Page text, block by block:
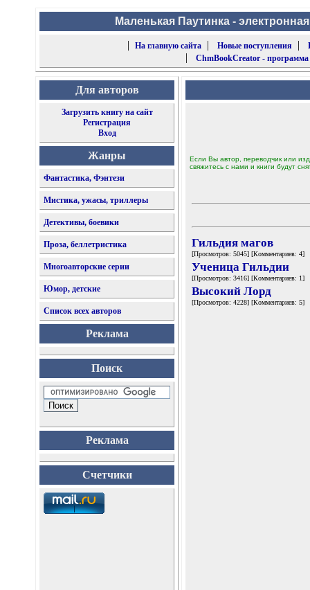
Маленькая Паутинка -
|
На главную сайта| Новые поступления |
| ChmBookCreator -
Для авторов
Загрузить книгу на сайт
Регистрация
Вход
Жанры
Фантастика, Фэнтези
Мистика, ужасы, триллеры
Детективы, боевики
Проза, беллетристика
Многоавторские серии
Юмор, детские
Список всех авторов
Реклама
Поиск
Реклама
Счетчики
Если Вы автор, переводчик или
свяжитесь с нами и книги будут
Гильдия магов
[Просмотров: 5045] [Комментариев: 4]
Ученица Гильдии
[Просмотров: 3416] [Комментариев: 1]
Высокий Лорд
[Просмотров: 4228] [Комментариев: 5]